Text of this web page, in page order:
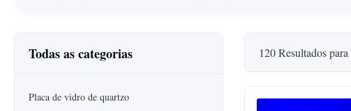
Todas as categorias
Placa de vidro de quartzo
120 Resultados para